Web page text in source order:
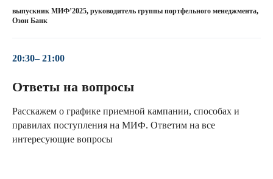
выпускник МИФ’2025, руководитель группы портфельного менеджмента,
Озон Банк
20:30– 21:00
Ответы на вопросы
Расскажем о графике приемной кампании, способах и
правилах поступления на МИФ. Ответим на все
интересующие вопросы
Продвинутые курсы
по финансам
Риск менеджмент
доходностью
Финансовая эконометрика
Прямые инвестиции и венчурный
капитал